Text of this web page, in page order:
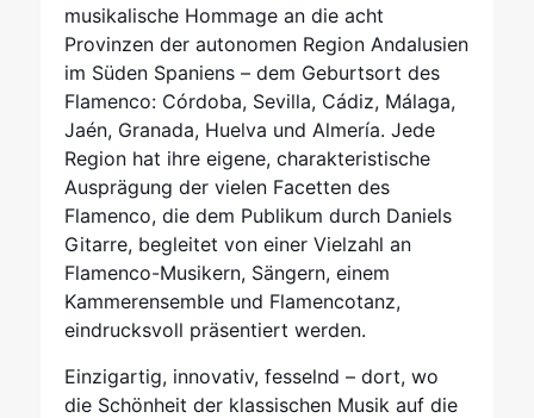
musikalische Hommage an die acht
Provinzen der autonomen Region Andalusien
im Süden Spaniens – dem Geburtsort des
Flamenco: Córdoba, Sevilla, Cádiz, Málaga,
Jaén, Granada, Huelva und Almería. Jede
Region hat ihre eigene, charakteristische
Ausprägung der vielen Facetten des
Flamenco, die dem Publikum durch Daniels
Gitarre, begleitet von einer Vielzahl an
Flamenco-Musikern, Sängern, einem
Kammerensemble und Flamencotanz,
eindrucksvoll präsentiert werden.
Einzigartig, innovativ, fesselnd – dort, wo
die Schönheit der klassischen Musik auf die